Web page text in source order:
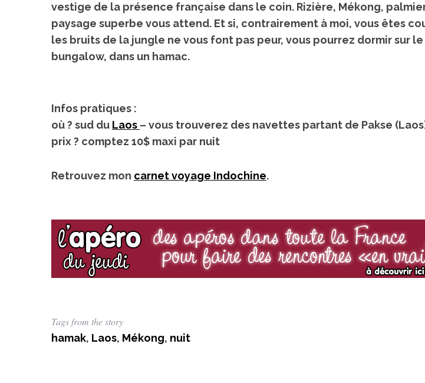
vestige de la présence française dans le coin. Rizière, Mékong,
paysage superbe vous attend. Et si, contrairement à moi, vous êtes
les bruits de la jungle ne vous font pas peur, vous pourrez dormir sur
bungalow, dans un hamac.
Infos pratiques :
où ? sud du Laos – vous trouverez des navettes partant de Pakse
prix ? comptez 10$ maxi par nuit
Retrouvez mon carnet voyage Indochine.
Tags from the story
hamak, Laos, Mékong, nuit
Voyage au Japon
La
voyages